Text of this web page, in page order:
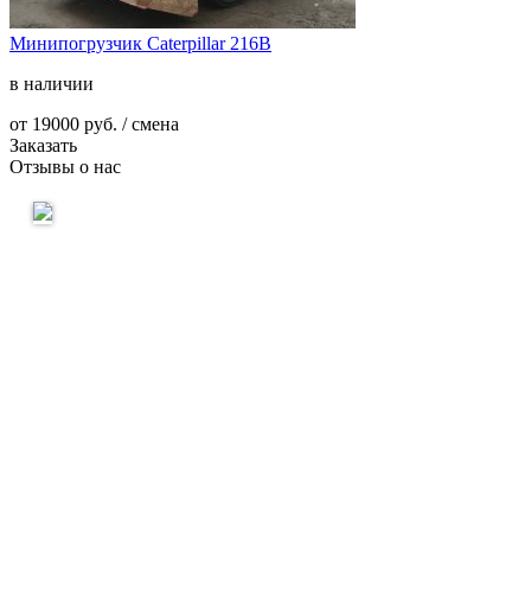
Минипогрузчик Caterpillar 216В
в наличии
от 19000 руб. / смена
Заказать
Отзывы о нас